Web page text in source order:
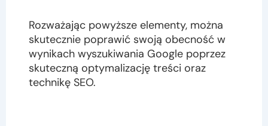
Rozważając powyższe elementy, można
skutecznie poprawić swoją obecność w
wynikach wyszukiwania Google poprzez
skuteczną optymalizację treści oraz
technikę SEO.